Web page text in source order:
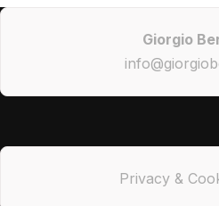
Giorgio
Privacy &